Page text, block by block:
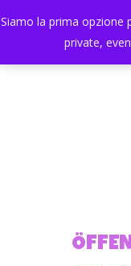
Siamo la prima opzione
private,
to